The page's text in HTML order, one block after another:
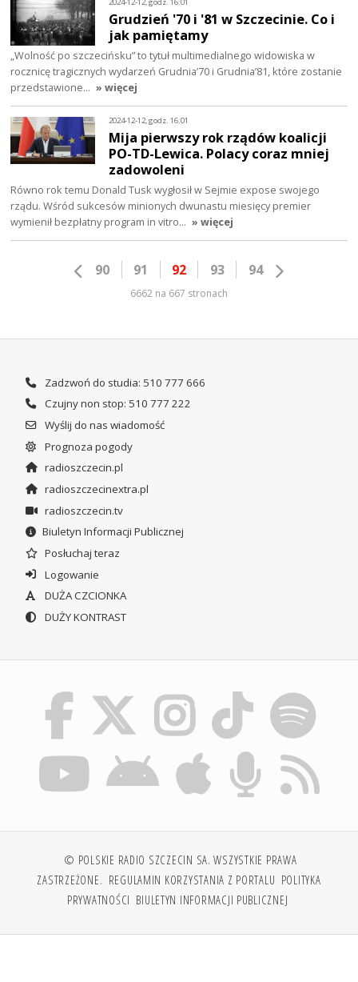
Grudzień '70 i '81 w Szczecinie. Co i
jak pamiętamy
„Wolność po szczecińsku” to tytuł multimedialnego widowiska w
rocznicę tragicznych wydarzeń Grudnia’70 i Grudnia’81, które zostanie
przedstawione… » więcej
2024-12-12, godz. 16:01
Mija pierwszy rok rządów koalicji
PO-TD-Lewica. Polacy coraz mniej
zadowoleni
Równo rok temu Donald Tusk wygłosił w Sejmie expose swojego
rządu. Wśród sukcesów minionych dwunastu miesięcy premier
wymienił bezpłatny program in vitro… » więcej
90 91 92 93 94
6662 na 667 stronach
Zadzwoń do studia: 510 777 666
Czujny non stop: 510 777 222
Wyślij do nas wiadomość
Prognoza pogody
radioszczecin.pl
radioszczecinextra.pl
radioszczecin.tv
Biuletyn Informacji Publicznej
Posłuchaj teraz
Logowanie
DUŻA CZCIONKA
DUŻY KONTRAST
© POLSKIE RADIO SZCZECIN SA. WSZYSTKIE PRAWA
ZASTRZEŻONE. REGULAMIN KORZYSTANIA Z PORTALU POLITYKA
PRYWATNOŚCI BIULETYN INFORMACJI PUBLICZNEJ